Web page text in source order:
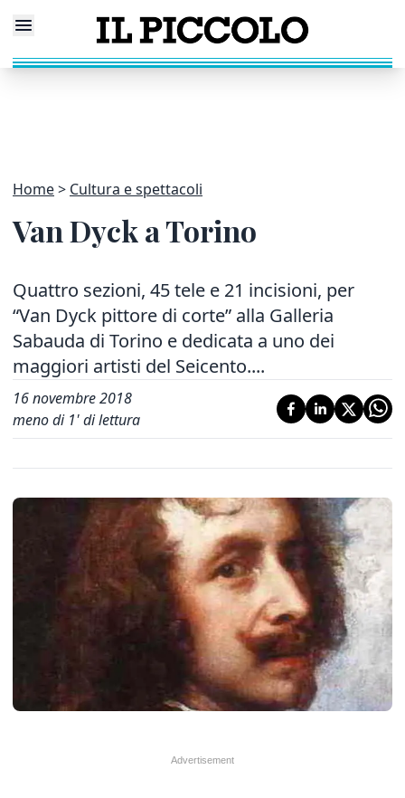
Home Cultura e spettacoli
Van Dyck a Torino
Quattro sezioni, 45 tele e 21 incisioni, per
“Van Dyck pittore di corte” alla Galleria
Sabauda di Torino e dedicata a uno dei
maggiori artisti del Seicento....
16 novembre 2018
meno di 1' di lettura